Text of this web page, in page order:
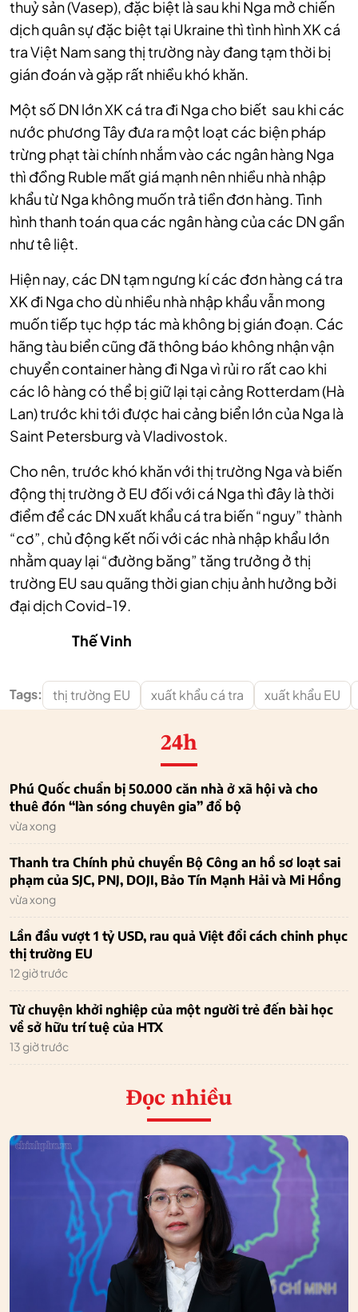
thuỷ sản (Vasep), đặc biệt là sau khi Nga mở chiến
dịch quân sự đặc biệt tại Ukraine thì tình hình XK cá
tra Việt Nam sang thị trường này đang tạm thời bị
gián đoán và gặp rất nhiều khó khăn.
Một số DN lớn XK cá tra đi Nga cho biết sau khi các
nước phương Tây đưa ra một loạt các biện pháp
trừng phạt tài chính nhắm vào các ngân hàng Nga
thì đồng Ruble mất giá mạnh nên nhiều nhà nhập
khẩu từ Nga không muốn trả tiền đơn hàng. Tình
hình thanh toán qua các ngân hàng của các DN gần
như tê liệt.
Hiện nay, các DN tạm ngưng kí các đơn hàng cá tra
XK đi Nga cho dù nhiều nhà nhập khẩu vẫn mong
muốn tiếp tục hợp tác mà không bị gián đoạn. Các
hãng tàu biển cũng đã thông báo không nhận vận
chuyển container hàng đi Nga vì rủi ro rất cao khi
các lô hàng có thể bị giữ lại tại cảng Rotterdam (Hà
Lan) trước khi tới được hai cảng biển lớn của Nga là
Saint Petersburg và Vladivostok.
Cho nên, trước khó khăn với thị trường Nga và biến
động thị trường ở EU đối với cá Nga thì đây là thời
điểm để các DN xuất khẩu cá tra biến “nguy” thành
“cơ”, chủ động kết nối với các nhà nhập khẩu lớn
nhằm quay lại “đường băng” tăng trưởng ở thị
trường EU sau quãng thời gian chịu ảnh hưởng bởi
đại dịch Covid-19.
Thế Vinh
Tags: thị trường EU xuất khẩu cá tra xuất khẩu EU
24h
Phú Quốc chuẩn bị 50.000 căn nhà ở xã hội và cho
thuê đón “làn sóng chuyên gia” đổ bộ
vừa xong
Thanh tra Chính phủ chuyển Bộ Công an hồ sơ loạt sai
phạm của SJC, PNJ, DOJI, Bảo Tín Mạnh Hải và Mi Hồng
vừa xong
Lần đầu vượt 1 tỷ USD, rau quả Việt đổi cách chinh phục
thị trường EU
12 giờ trước
Từ chuyện khởi nghiệp của một người trẻ đến bài học
về sở hữu trí tuệ của HTX
13 giờ trước
Đọc nhiều